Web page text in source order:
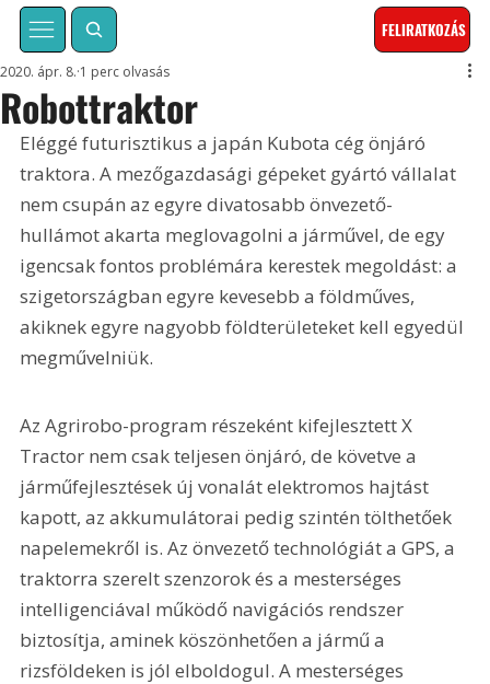
FELIRATKOZÁS
Robottraktor
2020. ápr. 8. 1 perc olvasás
Eléggé futurisztikus a japán Kubota cég önjáró
traktora. A mezőgazdasági gépeket gyártó vállalat
nem csupán az egyre divatosabb önvezető-
hullámot akarta meglovagolni a járművel, de egy
igencsak fontos problémára kerestek megoldást: a
szigetországban egyre kevesebb a földműves,
akiknek egyre nagyobb földterületeket kell egyedül
megművelniük.
Az Agrirobo-program részeként kifejlesztett X
Tractor nem csak teljesen önjáró, de követve a
járműfejlesztések új vonalát elektromos hajtást
kapott, az akkumulátorai pedig szintén tölthetőek
napelemekről is. Az önvezető technológiát a GPS, a
traktorra szerelt szenzorok és a mesterséges
intelligenciával működő navigációs rendszer
biztosítja, aminek köszönhetően a jármű a
rizsföldeken is jól elboldogul. A mesterséges